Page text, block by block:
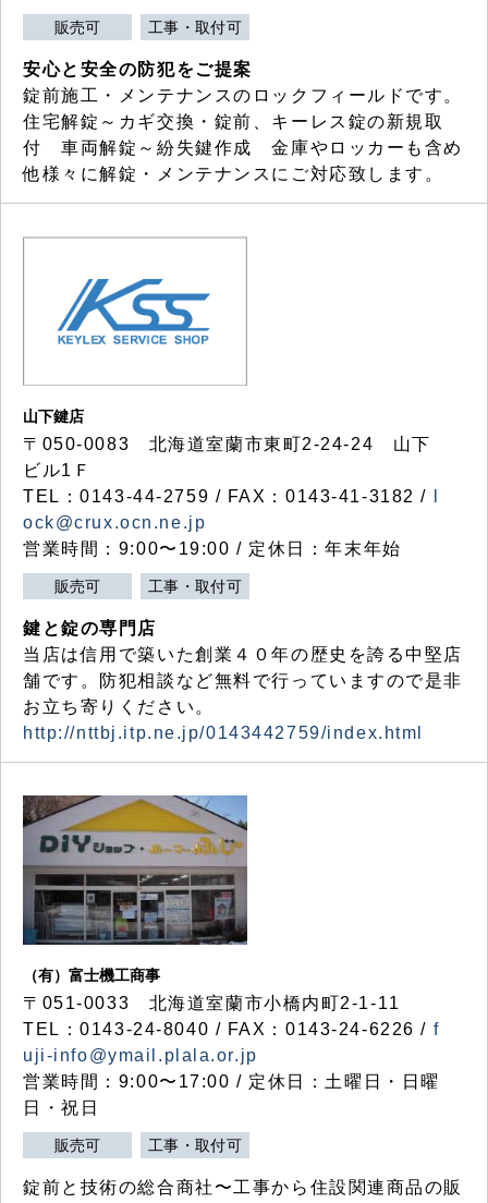
販売可 工事・取付可
安心と安全の防犯をご提案
錠前施工・メンテナンスのロックフィールドです。
住宅解錠～カギ交換・錠前、キーレス錠の新規取
付 車両解錠～紛失鍵作成 金庫やロッカーも含め
他様々に解錠・メンテナンスにご対応致します。
山下鍵店
〒050-0083 北海道室蘭市東町2-24-24 山下
ビル1Ｆ
TEL：0143-44-2759 / FAX：0143-41-3182 /
ock@crux.ocn.ne.jp
営業時間：9:00〜19:00 / 定休日：年末年始
販売可 工事・取付可
鍵と錠の専門店
当店は信用で築いた創業４０年の歴史を誇る中堅店
舗です。防犯相談など無料で行っていますので是非
お立ち寄りください。
http://nttbj.itp.ne.jp/0143442759/index.html
（有）富士機工商事
〒051-0033 北海道室蘭市小橋内町2-1-11
TEL：0143-24-8040 / FAX：0143-24-6226 / f
uji-info@ymail.plala.or.jp
営業時間：9:00〜17:00 / 定休日：土曜日・日曜
日・祝日
販売可 工事・取付可
錠前と技術の総合商社〜工事から住設関連商品の販